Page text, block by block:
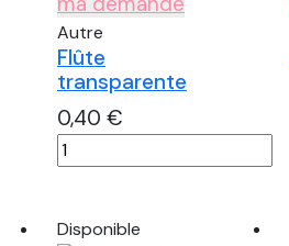
Autre
Flûte
transparente
0,40 €
quantité
de
transparente
Disponible